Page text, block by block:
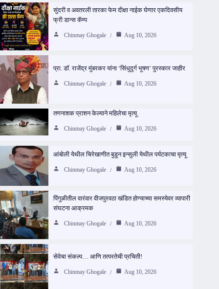
सुंदरी व अवतरली तारका फेम दीक्षा नाईक घेणार एकदिवसीय
फ्री डान्स कॅम्प
Chinmay Ghogale Aug 10, 2026
प्रा. डॉ. राजेंद्र मुंबरकर यांना ‘सिंधुदुर्ग भूषण’ पुरस्कार जाहीर
Chinmay Ghogale Aug 10, 2026
तणनाशक प्राशन केल्याने महिलेचा मृत्यू
Chinmay Ghogale Aug 10, 2026
आंबोली येथील चिरेखाणीत बुडून इन्सुली येथील पर्यटकाचा मृत्यू
Chinmay Ghogale Aug 10, 2026
पिंगुळीतील वारंवार वीजपुरवठा खंडित होण्याच्या समस्येवर व्यापारी
संघटना आक्रमक
Chinmay Ghogale Aug 10, 2026
सेवेचा संकल्प… आणि तत्परतेची प्रचिती!
Chinmay Ghogale Aug 10, 2026